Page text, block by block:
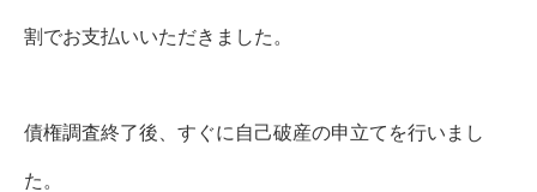
割でお支払いいただきました。
債権調査終了後、すぐに自己破産の申立てを行いまし
た。